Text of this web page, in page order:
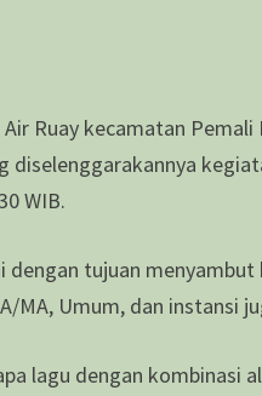
Ruay kecamatan
diselenggarakannya
WIB.
tujuan
MA, Umum, dan instansi
lagu dengan kombinasi